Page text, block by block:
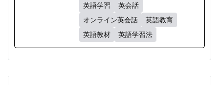
英語学習
英会話
オンライン英会話
英語教育
英語教材
英語学習法